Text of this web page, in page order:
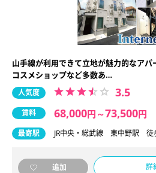
山手線が利用できて立地が魅力的なア
コスメショップなど多数あ…
人気度 3.5
賃料 68,000円 ～73,500円
最寄駅 JR中央・総武線 東中野駅
追加 詳